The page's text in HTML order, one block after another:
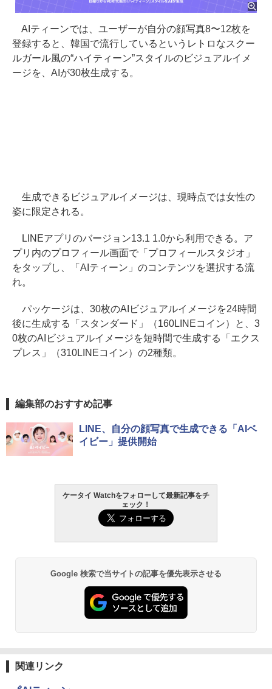
AIティーンでは、ユーザーが自分の顔写真8〜12枚を
登録すると、韓国で流行しているというレトロなスクー
ルガール風の“ハイティーン”スタイルのビジュアルイメ
ージを、AIが30枚生成する。
生成できるビジュアルイメージは、現時点では女性の
姿に限定される。
LINEアプリのバージョン13.1 1.0から利用できる。ア
プリ内のプロフィール画面で「プロフィールスタジオ」
をタップし、「AIティーン」のコンテンツを選択する流
れ。
パッケージは、30枚のAIビジュアルイメージを24時間
後に生成する「スタンダード」（160LINEコイン）と、3
0枚のAIビジュアルイメージを短時間で生成する「エクス
プレス」（310LINEコイン）の2種類。
編集部のおすすめ記事
LINE、自分の顔写真で生成できる「AIベ
イビー」提供開始
ケータイ Watchをフォローして最新記事をチ
ェック！
Google 検索で当サイトの記事を優先表示させる
関連リンク